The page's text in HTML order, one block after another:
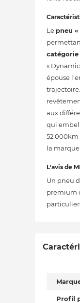
Le pneu «
catégorie
«
épouse
aux
qui
52 000km
la
L'avis de
Un pneu
premium
Profil